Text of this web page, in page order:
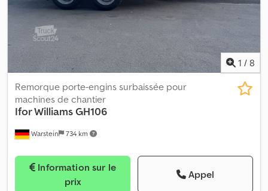
LED Équipements inclus dans le prix : ► Plancher en tôle
aluminium striée
1 / 8
Warstein 734 km
Remorque porte-engins surbaissée pour
machines de chantier
Ifor WilliamsGH106
prix
Appel